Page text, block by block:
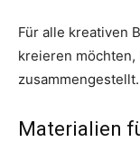
Für alle kreativen
kreieren
zusammengestellt.
Materialien